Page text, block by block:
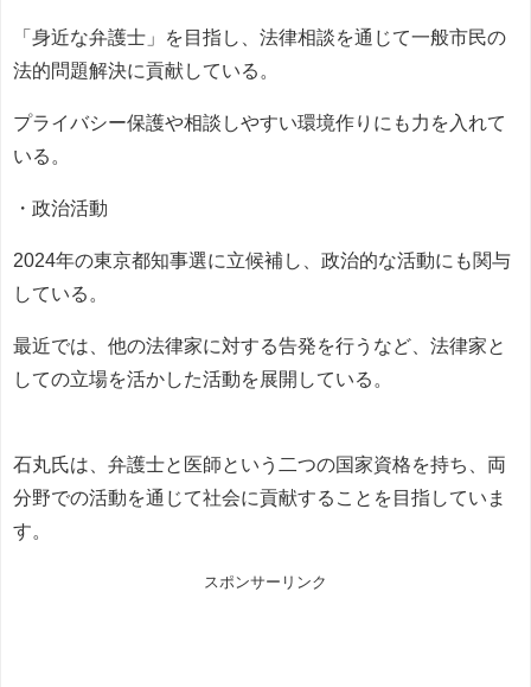
「身近な弁護士」を目指し、法律相談を通じて一般市民の
法的問題解決に貢献している。
プライバシー保護や相談しやすい環境作りにも力を入れて
いる。
・政治活動
2024年の東京都知事選に立候補し、政治的な活動にも関与
している。
最近では、他の法律家に対する告発を行うなど、法律家と
しての立場を活かした活動を展開している。
石丸氏は、弁護士と医師という二つの国家資格を持ち、両
分野での活動を通じて社会に貢献することを目指していま
す。
スポンサーリンク